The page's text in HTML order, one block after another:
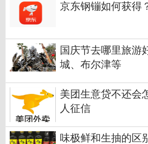
京东钢镚如何获得
国庆节去哪里旅游
城、布尔津等
美团生意贷不还会
人征信
味极鲜和生抽的区